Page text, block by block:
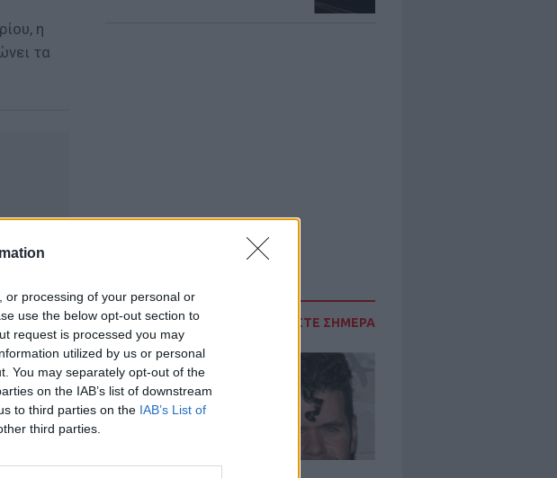
or processing of your personal or
use the below opt-out section to
request is processed you may
utilized by us or personal
You may separately opt-out of the
on the IAB’s list of downstream
to third parties on the IAB’s List of
third parties.
ΔΙΑΒΑΣΤΕ ΣΗΜΕΡΑ
η
τα
τα
κλικ!